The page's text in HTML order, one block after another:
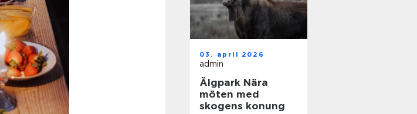
03. april 2026
admin
Älgpark Nära
möten med
skogens konung